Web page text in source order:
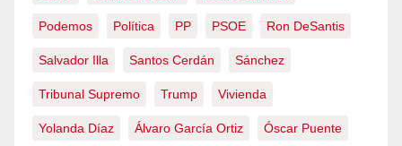
Podemos Política PP PSOE Ron DeSantis
Salvador Illa Santos Cerdán Sánchez
Tribunal Supremo Trump Vivienda
Yolanda Díaz Álvaro García Ortiz Óscar Puente